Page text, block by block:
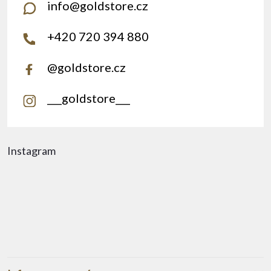
Instagram
info@goldstore.cz
+420 720 394 880
@goldstore.cz
___goldstore___